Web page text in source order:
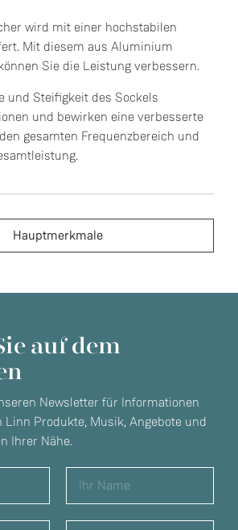
wird mit einer hochstabilen
Mit diesem aus Aluminium
Sie die Leistung verbessern.
und Steifigkeit des Sockels
und bewirken eine verbesserte
gesamten Frequenzbereich und
Hauptmerkmale
auf dem
Newsletter für Informationen
Linn Produkte, Musik, Angebote und
Ihrer Nähe.